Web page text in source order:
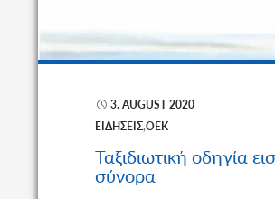
3. AUGUST 2020
ΕΙΔΉΣΕΙΣ,ΟΕΚ
Ταξιδιωτική οδηγία
σύνορα